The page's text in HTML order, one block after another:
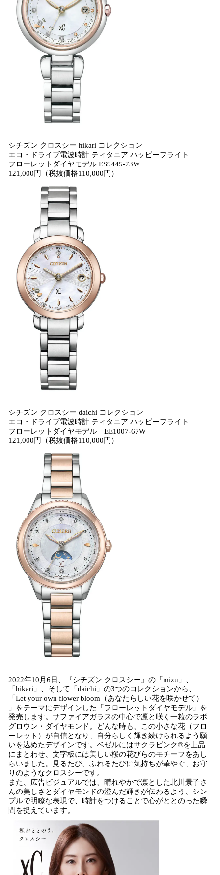
シチズン クロスシー hikari コレクション
エコ・ドライブ電波時計 ティタニア ハッピーフライト
フローレットダイヤモデル ES9445-73W
121,000円（税抜価格110,000円）
シチズン クロスシー daichi コレクション
エコ・ドライブ電波時計 ティタニア ハッピーフライト
フローレットダイヤモデル EE1007-67W
121,000円（税抜価格110,000円）
2022年10月6日、『シチズン クロスシー』の「mizu」、
「hikari」、そして「daichi」の3つのコレクションから、
「Let your own flower bloom（あなたらしい花を咲かせて）
」をテーマにデザインした「フローレットダイヤモデル」を
発売します。サファイアガラスの中心で凛と咲く一粒のラボ
グロウン・ダイヤモンド。どんな時も、この小さな花（フロ
ーレット）が自信となり、自分らしく輝き続けられるよう願
いを込めたデザインです。ベゼルにはサクラピンク®を上品
にまとわせ、文字板には美しい桜の花びらのモチーフをあし
らいました。見るたび、ふれるたびに気持ちが華やぐ、お守
りのようなクロスシーです。
また、広告ビジュアルでは、晴れやかで凛とした北川景子さ
んの美しさとダイヤモンドの澄んだ輝きが伝わるよう、シン
プルで明瞭な表現で、時計をつけることで心がととのった瞬
間を捉えています。